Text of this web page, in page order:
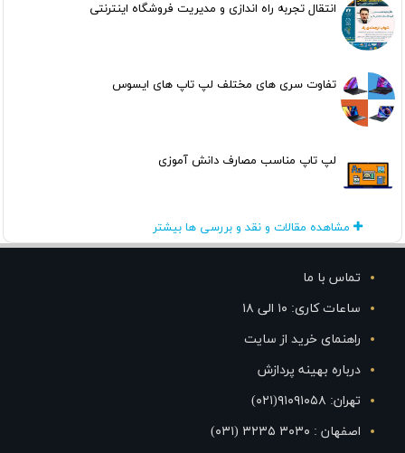
انتقال تجربه راه اندازی و مدیریت فروشگاه اینترنتی
تفاوت سری های مختلف لپ تاپ های ایسوس
لپ تاپ مناسب مصارف دانش آموزی
مشاهده مقالات و نقد و بررسی ها بیشتر
تماس با ما
ساعات کاری: ۱۰ الی ۱۸
راهنمای خرید از سایت
درباره بهینه پردازش
تهران: ۹۱۰۹۱۰۵۸(۰۲۱)
اصفهان : ۳۰۳۰ ۳۲۳۵ (۰۳۱)